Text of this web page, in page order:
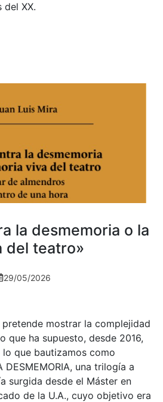
del XX.
la desmemoria o la
del teatro»
29/05/2026
mostrar la complejidad
que ha supuesto, desde 2016,
que bautizamos como
DESMEMORIA, una trilogía a
surgida desde el Máster en
de la U.A., cuyo objetivo era